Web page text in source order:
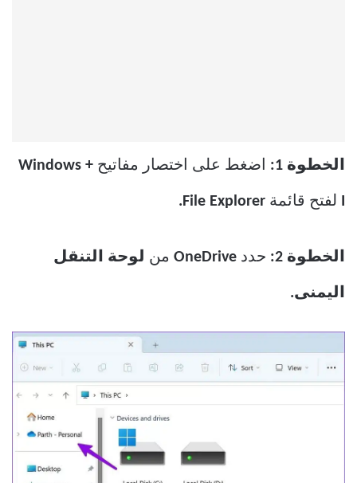
الخطوة 1: اضغط على اختصار مفاتيح Windows +
I لفتح قائمة
الخطوة 2: حدد OneDrive من لوحة التنقل
اليمنى.